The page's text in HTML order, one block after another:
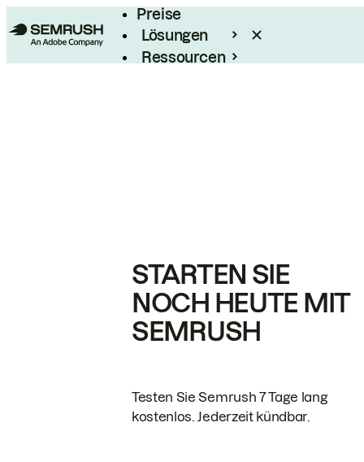
Preise
Lösungen
Ressourcen
STARTEN SIE
NOCH HEUTE MIT
SEMRUSH
Testen Sie Semrush 7 Tage lang
kostenlos. Jederzeit kündbar.